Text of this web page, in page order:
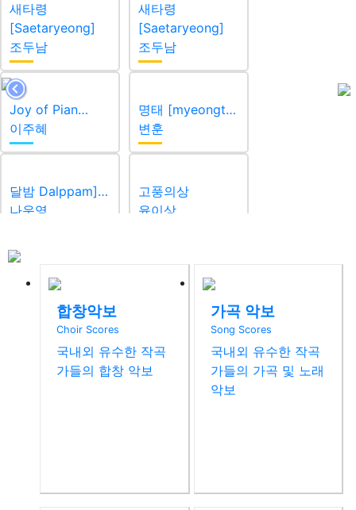
새타령
[Saetaryeong]
조두남
새타령
[Saetaryeong]
조두남
Joy of Pian…
이주혜
명태 [myeongt…
변훈
달밤 Dalppam]…
나운영
고풍의상
윤이상
(Gangga…
청산리 벽계수야
(Ch…
합창악보
Choir Scores
국내외 유수한 작곡
가들의 합창 악보
가곡 악보
Song Scores
국내외 유수한 작곡
가들의 가곡 및 노래
악보